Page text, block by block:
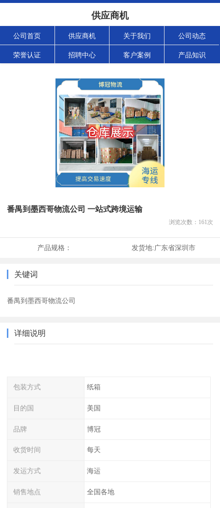
供应商机
公司首页 供应商机 关于我们 公司动态
荣誉认证 招聘中心 客户案例 产品知识
番禺到墨西哥物流公司 一站式跨境运输
浏览次数： 161次
产品规格： 发货地:广东省深圳市
关键词
番禺到墨西哥物流公司
详细说明
包装方式 纸箱
目的国 美国
品牌 博冠
收货时间 每天
发运方式 海运
销售地点 全国各地